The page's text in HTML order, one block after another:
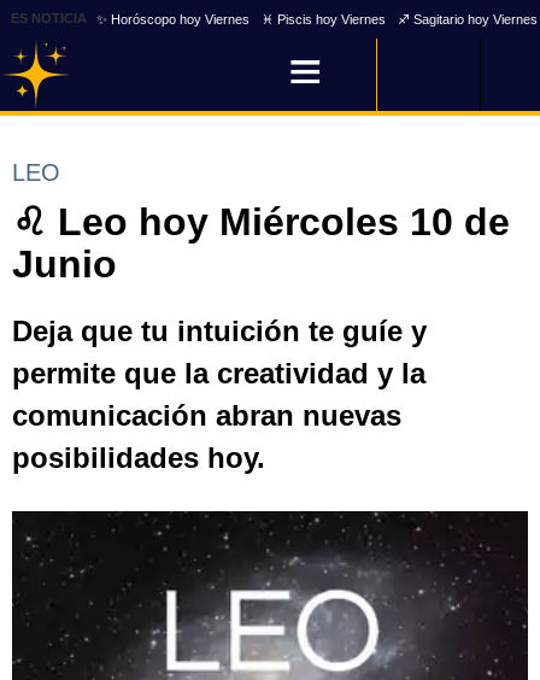
ES NOTICIA ✨ Horóscopo hoy Viernes ♓ Piscis hoy Viernes ♐ Sagitario hoy Viernes
LEO
♌ Leo hoy Miércoles 10 de
Junio
Deja que tu intuición te guíe y
permite que la creatividad y la
comunicación abran nuevas
posibilidades hoy.